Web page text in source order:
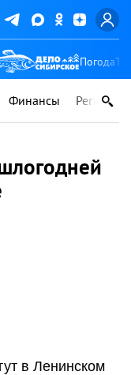
Погода
Финансы Регионы
в Ленинском